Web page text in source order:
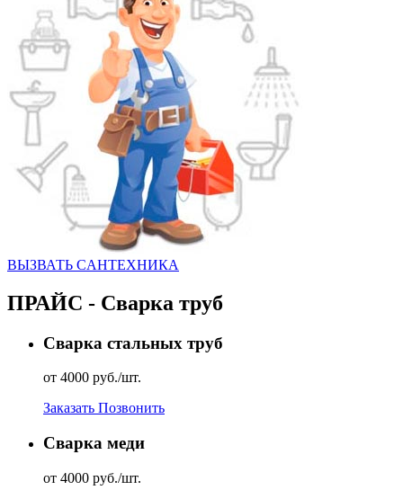
ВЫЗВАТЬ CАНТЕХНИКА
ПРАЙС - Сварка труб
Сварка стальных труб
от 4000 руб./шт.
Заказать Позвонить
Сварка меди
от 4000 руб./шт.